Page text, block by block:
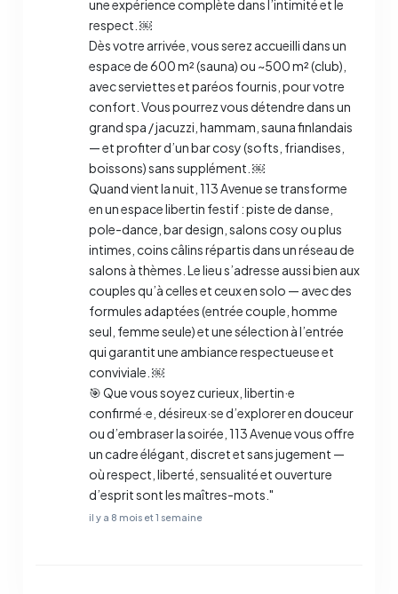
une expérience complète dans l’intimité et le
respect. ￼
Dès votre arrivée, vous serez accueilli dans un
espace de 600 m² (sauna) ou ~500 m² (club),
avec serviettes et paréos fournis, pour votre
confort. Vous pourrez vous détendre dans un
grand spa / jacuzzi, hammam, sauna finlandais
— et profiter d’un bar cosy (softs, friandises,
boissons) sans supplément. ￼
Quand vient la nuit, 113 Avenue se transforme
en un espace libertin festif : piste de danse,
pole-dance, bar design, salons cosy ou plus
intimes, coins câlins répartis dans un réseau de
salons à thèmes. Le lieu s’adresse aussi bien aux
couples qu’à celles et ceux en solo — avec des
formules adaptées (entrée couple, homme
seul, femme seule) et une sélection à l’entrée
qui garantit une ambiance respectueuse et
conviviale. ￼
🎯 Que vous soyez curieux, libertin·e
confirmé·e, désireux·se d’explorer en douceur
ou d’embraser la soirée, 113 Avenue vous offre
un cadre élégant, discret et sans jugement —
où respect, liberté, sensualité et ouverture
d’esprit sont les maîtres-mots."
il y a 8 mois et 1 semaine